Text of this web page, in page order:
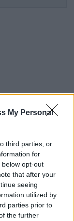
My Personal
third parties, or
for
opt-out
that after your
seeing
utilized by
parties prior to
the further
hírekről a